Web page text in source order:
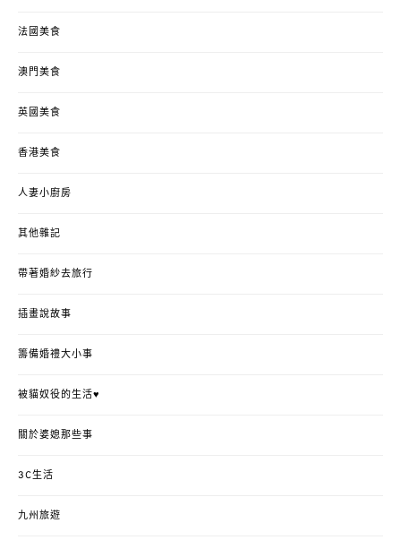
法國美食
澳門美食
英國美食
香港美食
人妻小廚房
其他雜記
帶著婚紗去旅行
插畫說故事
籌備婚禮大小事
被貓奴役的生活♥
關於婆媳那些事
3C生活
九州旅遊